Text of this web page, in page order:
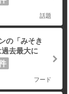
話題
の「みそき
去最大に
フード